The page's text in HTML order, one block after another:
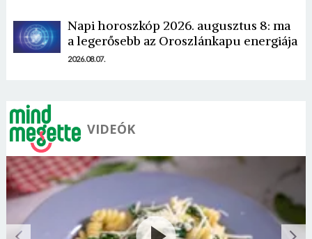
Napi horoszkóp 2026. augusztus 8: ma
a legerősebb az Oroszlánkapu energiája
2026.08.07.
VIDEÓK
Jelszó